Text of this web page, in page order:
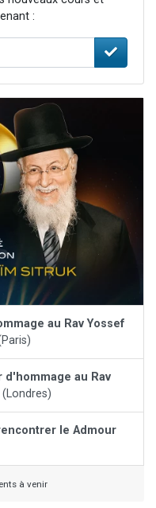
:
au Rav Yossef
d'hommage au Rav
(Londres)
le Admour
à venir